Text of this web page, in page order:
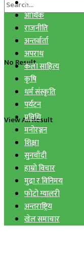
No Result
View All Result
स्वास्थ्य
आर्थिक
राजनीति
अन्तर्वार्ता
अपराध
कला साहित्य
कृषि
धर्म संस्कृति
पर्यटन
प्रविधि
मनोरञ्जन
शिक्षा
सुनचाँदी
हाम्रो विचार
मुद्रा र विनिमय
फोटो ग्यालरी
अन्तराष्ट्रिय
खेल समाचार